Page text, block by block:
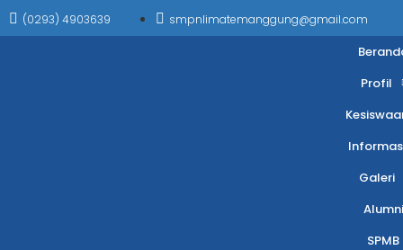
(0293) 4903639 smpnlimatemanggung@gmail.com
Profil
Galeri
Alumni
SPMB